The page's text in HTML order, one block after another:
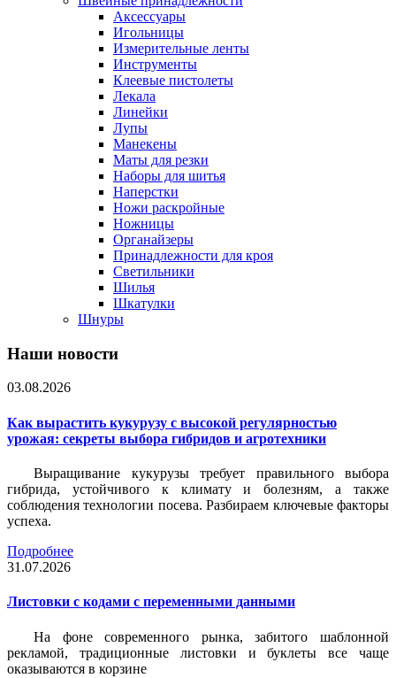
Аксессуары
Игольницы
Измерительные ленты
Инструменты
Клеевые пистолеты
Лекала
Линейки
Лупы
Манекены
Маты для резки
Наборы для шитья
Наперстки
Ножи раскройные
Ножницы
Органайзеры
Принадлежности для кроя
Светильники
Шилья
Шкатулки
Шнуры
Наши новости
03.08.2026
Как вырастить кукурузу с высокой регулярностью
урожая: секреты выбора гибридов и агротехники
Выращивание кукурузы требует правильного выбора
гибрида, устойчивого к климату и болезням, а также
соблюдения технологии посева. Разбираем ключевые факторы
успеха.
Подробнее
31.07.2026
Листовки c кодами с переменными данными
На фоне современного рынка, забитого шаблонной
рекламой, традиционные листовки и буклеты все чаще
оказываются в корзине